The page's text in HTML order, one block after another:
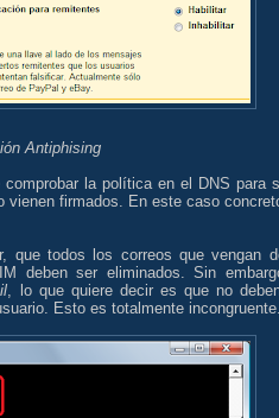
Antiphising
la política en el DNS para
vienen firmados. En este caso
que todos los correos que vengan
deben ser eliminados. Sin
, lo que quiere decir es que no
Esto es totalmente incongruente.